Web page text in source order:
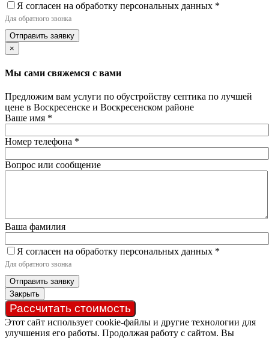
Я согласен на обработку персональных данных *
Для обратного звонка
Отправить заявку
×
Мы сами свяжемся с вами
Предложим вам услуги по обустройству септика по лучшей
цене в Воскресенске и Воскресенском районе
Ваше имя *
Номер телефона *
Вопрос или сообщение
Ваша фамилия
Я согласен на обработку персональных данных *
Для обратного звонка
Отправить заявку
Закрыть
Рассчитать стоимость
Этот сайт использует cookie-файлы и другие технологии для
улучшения его работы. Продолжая работу с сайтом. Вы